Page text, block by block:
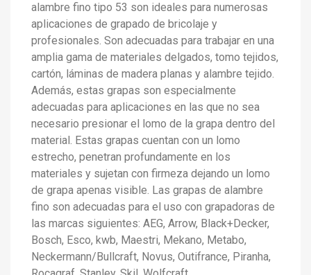
alambre fino tipo 53 son ideales para numerosas
aplicaciones de grapado de bricolaje y
profesionales. Son adecuadas para trabajar en una
amplia gama de materiales delgados, tomo tejidos,
cartón, láminas de madera planas y alambre tejido.
Además, estas grapas son especialmente
adecuadas para aplicaciones en las que no sea
necesario presionar el lomo de la grapa dentro del
material. Estas grapas cuentan con un lomo
estrecho, penetran profundamente en los
materiales y sujetan con firmeza dejando un lomo
de grapa apenas visible. Las grapas de alambre
fino son adecuadas para el uso con grapadoras de
las marcas siguientes: AEG, Arrow, Black+Decker,
Bosch, Esco, kwb, Maestri, Mekano, Metabo,
Neckermann/Bullcraft, Novus, Outifrance, Piranha,